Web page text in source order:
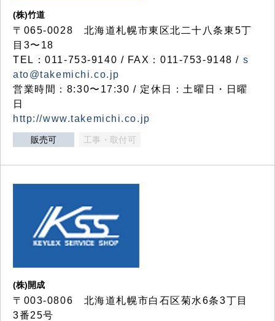
(株)竹道
〒065-0028 北海道札幌市東区北二十八条東5丁
目3〜18
TEL：011-753-9140 / FAX：011-753-9148 / s
ato@takemichi.co.jp
営業時間：8:30〜17:30 / 定休日：土曜日・日曜
日
http://www.takemichi.co.jp
販売可 工事・取付可
(株)開成
〒003-0806 北海道札幌市白石区菊水6条3丁目
3番25号